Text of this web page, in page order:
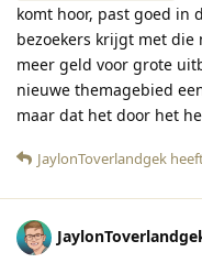
komt hoor, past goed in
bezoekers krijgt met
meer geld voor grote
nieuwe themagebied
maar dat het door het
JaylonToverlandgek